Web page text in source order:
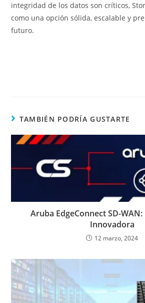
integridad de los datos son críticos,
como una opción sólida, escalable y
futuro.
TAMBIÉN PODRÍA GUSTARTE
Aruba EdgeConnect SD-
Innovadora
12 marzo, 2024